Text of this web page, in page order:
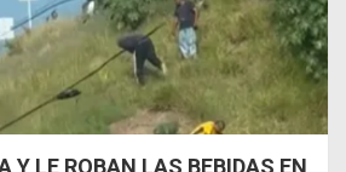
Y LE ROBAN LAS BEBIDAS EN